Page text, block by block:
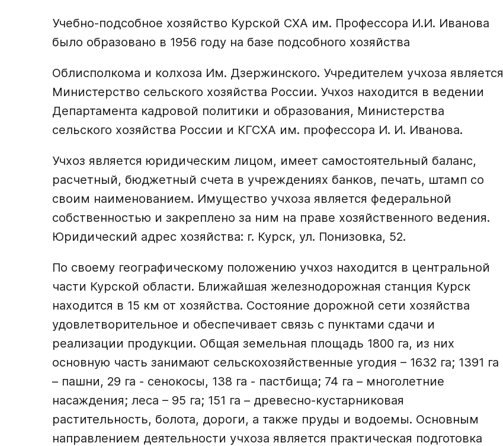
Учебно-подсобное хозяйство Курской СХА им. Профессора И.И. Иванова
было образовано в 1956 году на базе подсобного хозяйства
Облисполкома и колхоза Им. Дзержинского. Учредителем учхоза является
Министерство сельского хозяйства России. Учхоз находится в ведении
Департамента кадровой политики и образования, Министерства
сельского хозяйства России и КГСХА им. профессора И. И. Иванова.
Учхоз является юридическим лицом, имеет самостоятельный баланс,
расчетный, бюджетный счета в учреждениях банков, печать, штамп со
своим наименованием. Имущество учхоза является федеральной
собственностью и закреплено за ним на праве хозяйственного ведения.
Юридический адрес хозяйства: г. Курск, ул. Понизовка, 52.
По своему географическому положению учхоз находится в центральной
части Курской области. Ближайшая железнодорожная станция Курск
находится в 15 км от хозяйства. Состояние дорожной сети хозяйства
удовлетворительное и обеспечивает связь с пунктами сдачи и
реализации продукции. Общая земельная площадь 1800 га, из них
основную часть занимают сельскохозяйственные угодия – 1632 га; 1391 га
– пашни, 29 га - сенокосы, 138 га - пастбища; 74 га – многолетние
насаждения; леса – 95 га; 151 га – древесно-кустарниковая
растительность, болота, дороги, а также пруды и водоемы. Основным
направлением деятельности учхоза является практическая подготовка